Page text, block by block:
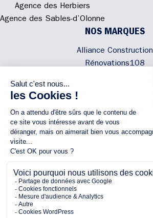
Agence des Herbiers
Agence des Sables-d’Olonne
NOS MARQUES
Alliance Construction
Rénovations108
NOUS CONTACTER
02 40 300 200
NOUS SUIVRE